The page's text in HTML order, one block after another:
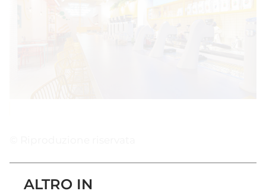
ALTRO IN